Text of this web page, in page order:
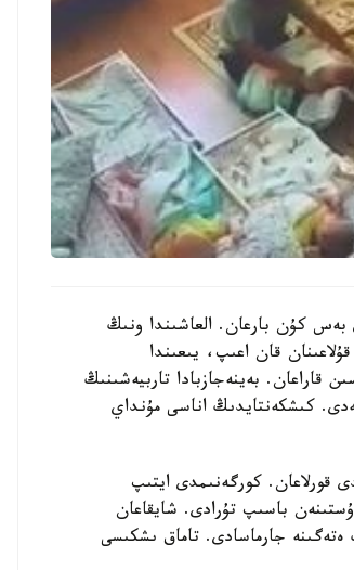
بەس كۇن بارعان. العاشىندا ونىڭ
قان اعىپ، يىعىندا
قاراعان. بەينەجازبادا تاربيەشىنىڭ
كىشكەنتايدىڭ اناسى مۇنداي
قورلاعان. كورگەنىمدى ايتىپ
باسىپ تۇرادى. شايقاعان
ەتەگىنە جارماسادى. تاماق ىشكىسى